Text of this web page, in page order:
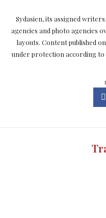
Sydasien, its assigned
agencies and photo agencies
layouts. Content published
under protection according